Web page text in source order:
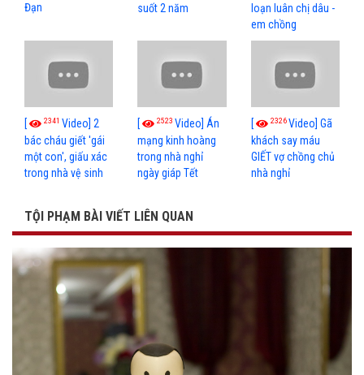
Đạn
suốt 2 năm
loạn luân chị dâu -
em chồng
[ 2341 Video] 2
bác cháu giết 'gái
một con', giấu xác
trong nhà vệ sinh
[ 2523Video] Án
mạng kinh hoàng
trong nhà nghỉ
ngày giáp Tết
[ 2326Video] Gã
khách say máu
GIẾT vợ chồng chủ
nhà nghỉ
TỘI PHẠM BÀI VIẾT LIÊN QUAN